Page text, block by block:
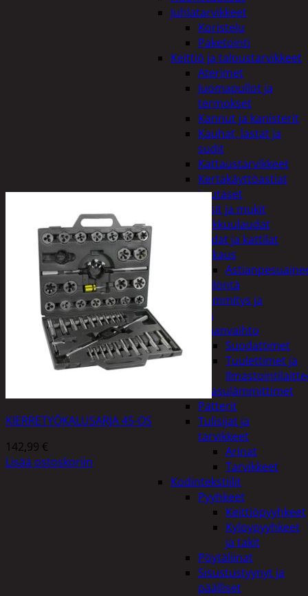
Juhlatarvikkeet
Koristelu
Paketointi
Keittiö ja taloustarvikkeet
Aterimet
Juomapullot ja
termokset
Kannut ja kanisterit
Kauhat, lastat ja
sudit
Kattaustarvikkeet
Kertakäyttöastiat
Lautaset
Lasit ja mukit
Leikkuulaudat
Padat ja kattilat
Tiskaus
Säilöntä
Kodin lämmitys ja
tuuletus
Ilmanvaihto
Suodattimet
Tuulettimet ja
Kaasulämmittimet
Patterit
Tulisijat ja
tarvikkeet
Arinat
Tarvikkeet
Kodintekstiilit
Pyyhkeet
Keittiöpyyhkeet
Kylpypyyhkeet
ja takit
Pöytäliinat
Sisustustyynyt ja
päälliset
KIERRETYÖKALUSARJA 45-OS
142,99 €
Lisää ostoskoriin